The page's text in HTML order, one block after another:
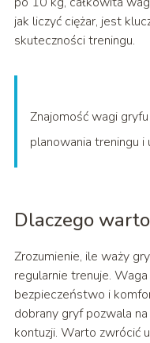
jak liczyć ciężar, jest
skuteczności treningu.
Znajomość wagi
planowania treningu i
Dlaczego
Zrozumienie, ile waży
regularnie trenuje.
bezpieczeństwo i
dobrany gryf pozwala
kontuzji. Warto zwrócić